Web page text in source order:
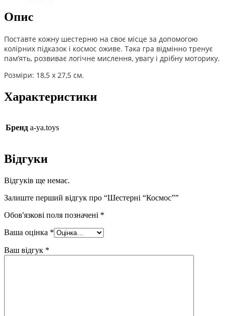
Опис
Поставте кожну шестерню на своє місце за допомогою
колірних підказок і космос оживе. Така гра відмінно тренує
пам’ять, розвиває логічне мислення, увагу і дрібну моторику.
Розміри: 18,5 х 27,5 см.
Характеристики
Бренд a-ya.toys
Відгуки
Відгуків ще немає.
Залиште перший відгук про “Шестерні “Космос””
Обов'язкові поля позначені *
Ваша оцінка *
Ваш відгук *